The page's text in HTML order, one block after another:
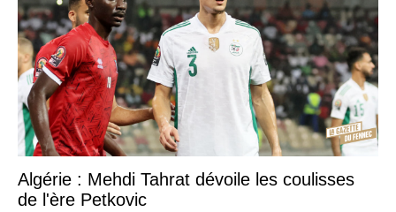
Algérie : Mehdi Tahrat dévoile les coulisses
de l'ère Petkovic